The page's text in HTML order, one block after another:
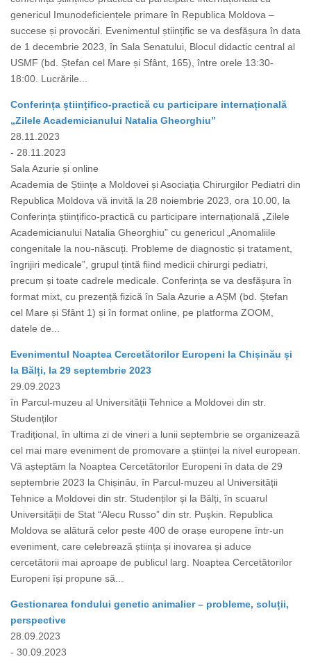
genericul Imunodeficiențele primare în Republica Moldova –
succese și provocări. Evenimentul științific se va desfășura în data
de 1 decembrie 2023, în Sala Senatului, Blocul didactic central al
USMF (bd. Ștefan cel Mare și Sfânt, 165), între orele 13:30-
18:00. Lucrările...
Conferința științifico-practică cu participare internațională
„Zilele Academicianului Natalia Gheorghiu”
28.11.2023
- 28.11.2023
Sala Azurie și online
Academia de Științe a Moldovei și Asociația Chirurgilor Pediatri din
Republica Moldova vă invită la 28 noiembrie 2023, ora 10.00, la
Conferința științifico-practică cu participare internațională „Zilele
Academicianului Natalia Gheorghiu” cu genericul „Anomaliile
congenitale la nou-născuți. Probleme de diagnostic și tratament,
îngrijiri medicale”, grupul țintă fiind medicii chirurgi pediatri,
precum și toate cadrele medicale. Conferința se va desfășura în
format mixt, cu prezență fizică în Sala Azurie a AȘM (bd. Ștefan
cel Mare și Sfânt 1) și în format online, pe platforma ZOOM,
datele de...
Evenimentul Noaptea Cercetătorilor Europeni la Chișinău și
la Bălți, la 29 septembrie 2023
29.09.2023
în Parcul-muzeu al Universității Tehnice a Moldovei din str.
Studenților
Tradițional, în ultima zi de vineri a lunii septembrie se organizează
cel mai mare eveniment de promovare a științei la nivel european.
Vă așteptăm la Noaptea Cercetătorilor Europeni în data de 29
septembrie 2023 la Chișinău, în Parcul-muzeu al Universității
Tehnice a Moldovei din str. Studenților și la Bălți, în scuarul
Universității de Stat “Alecu Russo” din str. Pușkin. Republica
Moldova se alătură celor peste 400 de orașe europene într-un
eveniment, care celebrează știința și inovarea și aduce
cercetătorii mai aproape de publicul larg. Noaptea Cercetătorilor
Europeni își propune să...
Gestionarea fondului genetic animalier – probleme, soluții,
perspective
28.09.2023
- 30.09.2023